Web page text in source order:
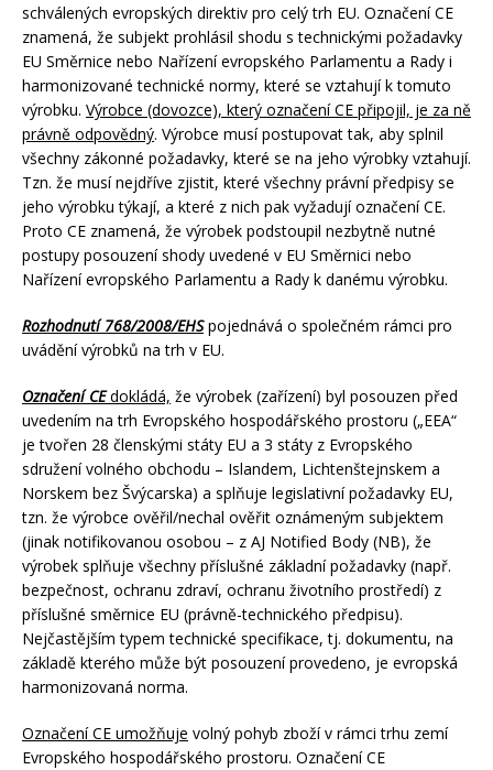
schválených evropských direktiv pro celý trh EU. Označení CE
znamená, že subjekt prohlásil shodu s technickými požadavky
EU Směrnice nebo Nařízení evropského Parlamentu a Rady i
harmonizované technické normy, které se vztahují k tomuto
výrobku. Výrobce (dovozce), který označení CE připojil, je za ně
právně odpovědný. Výrobce musí postupovat tak, aby splnil
všechny zákonné požadavky, které se na jeho výrobky vztahují.
Tzn. že musí nejdříve zjistit, které všechny právní předpisy se
jeho výrobku týkají, a které z nich pak vyžadují označení CE.
Proto CE znamená, že výrobek podstoupil nezbytně nutné
postupy posouzení shody uvedené v EU Směrnici nebo
Nařízení evropského Parlamentu a Rady k danému výrobku.
Rozhodnutí 768/2008/EHSpojednává o společném rámci pro
uvádění výrobků na trh v EU.
Označení CEdokládá, že výrobek (zařízení) byl posouzen před
uvedením na trh Evropského hospodářského prostoru („EEA“
je tvořen 28 členskými státy EU a 3 státy z Evropského
sdružení volného obchodu – Islandem, Lichtenštejnskem a
Norskem bez Švýcarska) a splňuje legislativní požadavky EU,
tzn. že výrobce ověřil/nechal ověřit oznámeným subjektem
(jinak notifikovanou osobou – z AJ Notified Body (NB), že
výrobek splňuje všechny příslušné základní požadavky (např.
bezpečnost, ochranu zdraví, ochranu životního prostředí) z
příslušné směrnice EU (právně-technického předpisu).
Nejčastějším typem technické specifikace, tj. dokumentu, na
základě kterého může být posouzení provedeno, je evropská
harmonizovaná norma.
Označení CE umožňuje volný pohyb zboží v rámci trhu zemí
Evropského hospodářského prostoru. Označení CE